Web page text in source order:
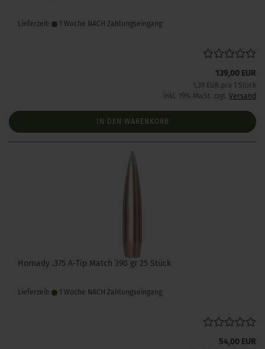
Lieferzeit: 1 Woche NACH Zahlungseingang
139,00 EUR
1,39 EUR pro 1 Stück
inkl. 19% MwSt. zzgl. Versand
IN DEN WARENKORB
Hornady .375 A-Tip Match 390 gr 25 Stück
Lieferzeit: 1 Woche NACH Zahlungseingang
54,00 EUR